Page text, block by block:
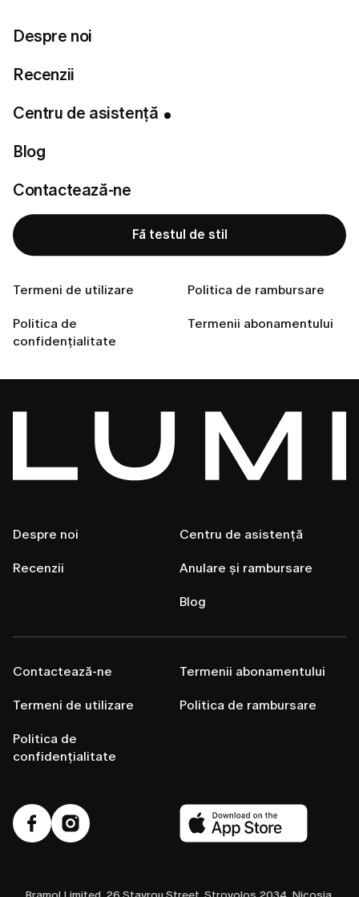
Despre noi
Recenzii
Centru de asistență
Blog
Contactează-ne
Fă testul de stil
Termeni de utilizare Politica de rambursare
Politica de
confidențialitate
Termenii abonamentului
Dacă îmi anulez abonamentul, pierd accesul imediat?
Cum îți anulezi abonamentul LUMI?
Cât de des voi fi taxată pentru abonamentul meu?
Nu ai găsit răspunsul la
Contactează-ne
Despre noi
Recenzii
Centru de asistență
Anulare și rambursare
Blog
Contactează-ne
Termeni de utilizare
Politica de
confidențialitate
Termenii abonamentului
Politica de rambursare